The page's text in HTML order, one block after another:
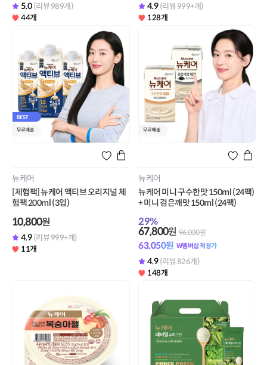
5.0 (리뷰 989개)
44개
4.9 (리뷰 999+개)
128개
뉴케어
[체험팩] 뉴케어 액티브 오리지널 체
험팩 200ml (3입)
10,800원
4.9 (리뷰 999+개)
11개
뉴케어
뉴케어 미니 구수한맛 150ml (24팩)
+ 미니 검은깨맛 150ml (24팩)
29%
67,800원 96,000원
63,050원 W멤버십 적용가
4.9 (리뷰 826개)
148개